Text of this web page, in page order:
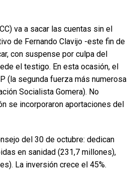
va a sacar las cuentas sin el
de Fernando Clavijo -este fin de
con suspense por culpa del
el testigo. En esta ocasión, el
(la segunda fuerza más numerosa
Socialista Gomera). No
se incorporaron aportaciones del
del 30 de octubre: dedican
en sanidad (231,7 millones),
La inversión crece el 45%.